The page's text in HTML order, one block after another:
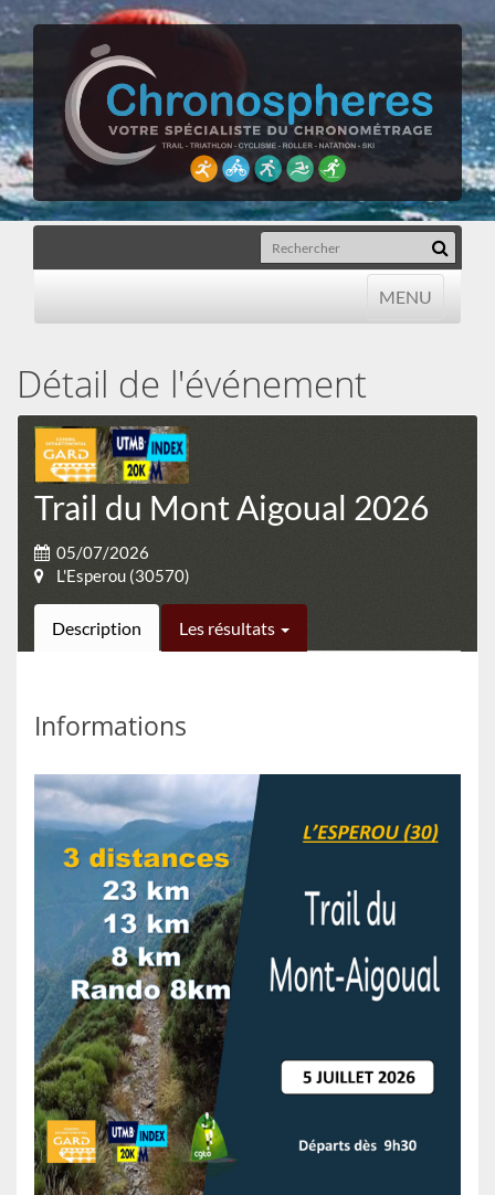
MENU
MENU
Détail de l'événement
Trail du Mont Aigoual 2026
05/07/2026
L'Esperou (30570)
Description Les résultats
Informations